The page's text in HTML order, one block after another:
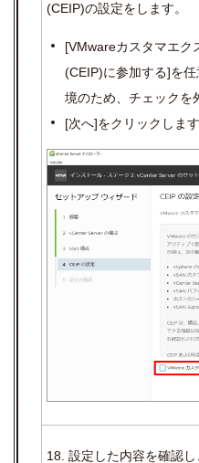
(CEIP)の設定をします。
[VMwareカスタマエク
(CEIP)に参加する]を
境のため、チェックを
[次へ]をクリックします
18. 設定した内容を確認し